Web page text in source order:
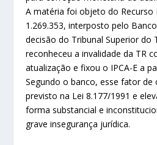
A matéria foi objeto do Recurso
1.269.353, interposto pelo
decisão do Tribunal Superior do
reconheceu a invalidade da TR
atualização e fixou o IPCA-E a
Segundo o banco, esse fator de
previsto na Lei 8.177/1991 e
forma substancial e
grave insegurança jurídica.